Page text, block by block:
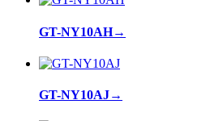
GT-NY10AH→
GT-NY10AJ→